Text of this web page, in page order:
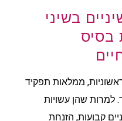
בשיני
בסיס
ממלאות תפקיד
למרות שהן עשויות
קבועות, הזנחת